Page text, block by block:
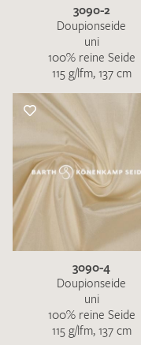
3090-2
Doupionseide
uni
100% reine Seide
115 g/lfm, 137 cm
3090-4
Doupionseide
uni
100% reine Seide
115 g/lfm, 137 cm